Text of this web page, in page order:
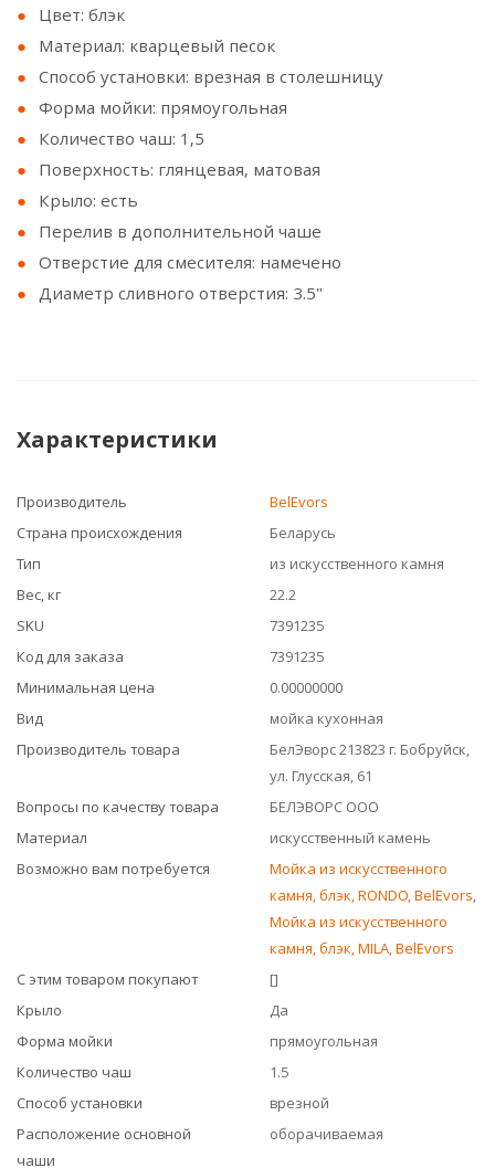
Цвет: блэк
Материал: кварцевый песок
Способ установки: врезная в столешницу
Форма мойки: прямоугольная
Количество чаш: 1,5
Поверхность: глянцевая, матовая
Крыло: есть
Перелив в дополнительной чаше
Отверстие для смесителя: намечено
Диаметр сливного отверстия: 3.5"
Характеристики
Производитель
BelEvors
Страна происхождения
Беларусь
Тип
из искусственного камня
Вес, кг
22.2
SKU
7391235
Код для заказа
7391235
Минимальная цена
0.00000000
Вид
мойка кухонная
Производитель товара
БелЭворс 213823 г. Бобруйск,
ул. Глусская, 61
Вопросы по качеству товара
БЕЛЭВОРС ООО
Материал
искусственный камень
Возможно вам потребуется
Мойка из искусственного
камня, блэк, RONDO, BelEvors,
Мойка из искусственного
камня, блэк, MILA, BelEvors
С этим товаром покупают
[]
Крыло
Да
Форма мойки
прямоугольная
Количество чаш
1.5
Способ установки
врезной
Расположение основной
чаши
оборачиваемая